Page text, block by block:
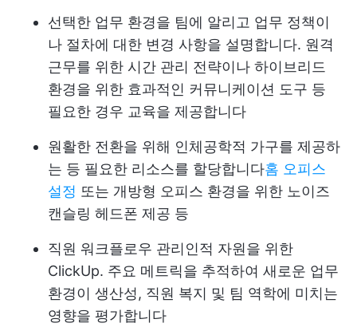
선택한 업무 환경을 팀에 알리고 업무 정책이
나 절차에 대한 변경 사항을 설명합니다. 원격
근무를 위한 시간 관리 전략이나 하이브리드
환경을 위한 효과적인 커뮤니케이션 도구 등
필요한 경우 교육을 제공합니다
원활한 전환을 위해 인체공학적 가구를 제공하
는 등 필요한 리소스를 할당합니다홈 오피스
설정 또는 개방형 오피스 환경을 위한 노이즈
캔슬링 헤드폰 제공 등
직원 워크플로우 관리 인적 자원을 위한
ClickUp. 주요 메트릭을 추적하여 새로운 업무
환경이 생산성, 직원 복지 및 팀 역학에 미치는
영향을 평가합니다